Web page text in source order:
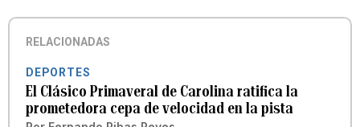
RELACIONADAS
DEPORTES
El Clásico Primaveral de Carolina ratifica la
prometedora cepa de velocidad en la pista